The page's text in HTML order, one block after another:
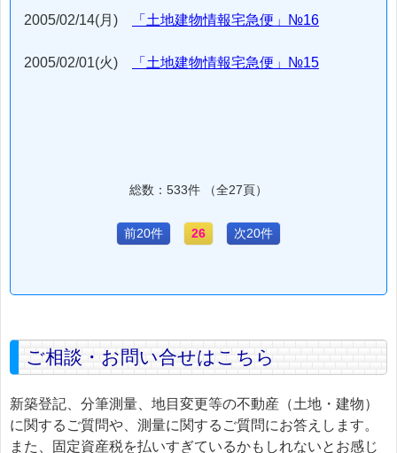
2005/02/14(月) 「土地建物情報宅急便」№16
2005/02/01(火) 「土地建物情報宅急便」№15
総数：533件 （全27頁）
前20件 26 次20件
ご相談・お問い合せはこちら
新築登記、分筆測量、地目変更等の不動産（土地・建物）
に関するご質問や、測量に関するご質問にお答えします。
また、固定資産税を払いすぎているかもしれないとお感じ